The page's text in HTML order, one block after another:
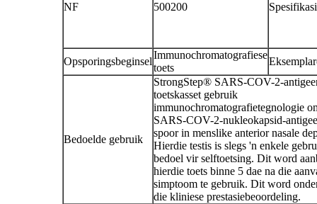
NF 500200
Opsporingsbeginsel
Immunochromatografiese
toets
Bedoelde gebruik
StrongStep® SARS-COV-2-
toetskasset gebruik
immunochromatografietegnologie
SARS-COV-2-nukleokapsid-
spoor in menslike anterior nasale
Hierdie testis is slegs 'n enkele
bedoel vir selftoetsing. Dit word
hierdie toets binne 5 dae na die
simptoom te gebruik. Dit word
die kliniese prestasiebeoordeling.